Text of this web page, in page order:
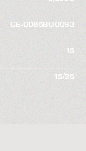
CE-0085BO0093
15
15/25